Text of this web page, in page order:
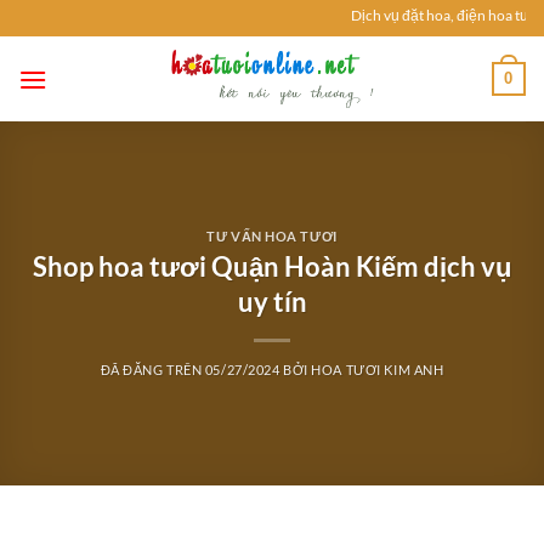
đến
nội
Dịch vụ đặt hoa, điện hoa tươi:
0
TƯ VẤN HOA TƯƠI
Shop hoa tươi Quận Hoàn Kiếm dịch vụ
uy tín
ĐÃ ĐĂNG TRÊN 05/27/2024 BỞI HOA TƯƠI KIM ANH